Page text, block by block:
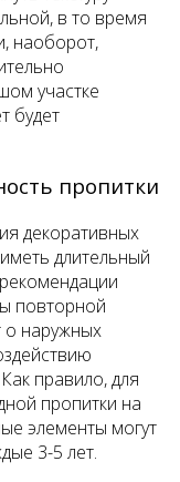
в то время
наоборот,
участке
будет
пропитки
декоративных
длительный
повторной
о наружных
правило, для
пропитки на
элементы могут
3-5 лет.